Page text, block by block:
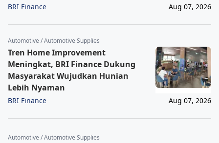
BRI Finance Aug 07, 2026
Automotive / Automotive Supplies
Tren Home Improvement
Meningkat, BRI Finance Dukung
Masyarakat Wujudkan Hunian
Lebih Nyaman
BRI Finance Aug 07, 2026
Automotive / Automotive Supplies